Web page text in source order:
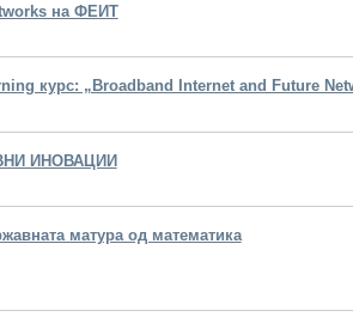
на ФЕИТ
курс: „Broadband Internet and Future
ИНОВАЦИИ
матура од математика